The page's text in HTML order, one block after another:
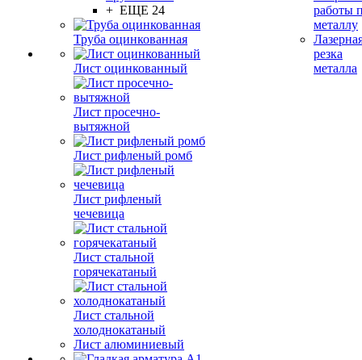
+ ЕЩЕ 24
Труба оцинкованная
Лист оцинкованный
Лист просечно-
вытяжной
Лист рифленый ромб
Лист рифленый
чечевица
Лист стальной
горячекатаный
Лист стальной
холоднокатаный
Лист алюминиевый
работы
металлу
резка
металла